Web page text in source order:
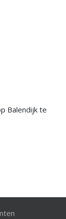
Balendijk te